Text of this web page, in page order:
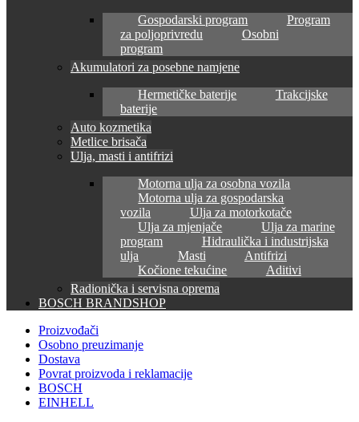
Gospodarski program
Program
za poljoprivredu
Osobni
program
Akumulatori za posebne namjene
Hermetičke baterije
Trakcijske
baterije
Auto kozmetika
Metlice brisača
Ulja, masti i antifrizi
Motorna ulja za osobna vozila
Motorna ulja za gospodarska
vozila
Ulja za motorkotače
Ulja za mjenjače
Ulja za marine
program
Hidraulička i industrijska
ulja
Masti
Antifrizi
Kočione tekućine
Aditivi
Radionička i servisna oprema
BOSCH BRANDSHOP
Proizvođači
Osobno preuzimanje
Dostava
Povrat proizvoda i reklamacije
BOSCH
EINHELL